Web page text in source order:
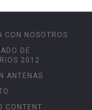
CON NOSOTROS
DE
2012
ANTENAS
CONTENT